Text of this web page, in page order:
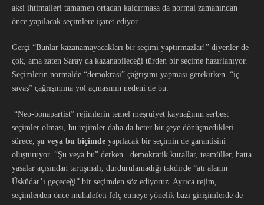
aksi ihtimalleri tamamen ortadan kaldırmasa da normal zamanından
önce yapılacak seçimlere işaret ediyor.
Gerçi “Bunlar kazanamayacakları bir seçimi yaptırmazlar!” diyenler de
çok, ama zaten Saray da kazanabileceği türden bir seçime hazırlanıyor.
Seçimlerin normalde “demokrasi” çağrışımı yapması gerekirken “iç
savaş” çağrışımına yol açmasının nedeni de bu.
“Neo-bonapartist” rejimlerin temel meşruiyet kaynağının serbest
seçimler olması, bu rejimler daha da beter bir şeye dönüşmedikleri
sürece, şu veya bu biçimde yapılacak bir seçimin de garantisini
oluşturuyor. “Şu veya bu” derken demokratik kurallar, teamüller, hatta
yasalar açısından tartışmalı, durdurulamadığı takdirde “atı alanın
Üsküdar’ı geçeceği” bir seçimden söz ediyoruz. Ayrıca rejim,
seçimlerden önce muhalefeti felç etmeye yönelik bazı girişimlerde de